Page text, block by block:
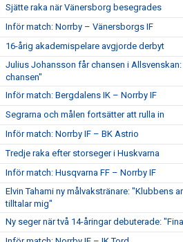
Sjätte raka när Vänersborg besegrades
Inför match: Norrby – Vänersborgs IF
16-årig akademispelare avgjorde derbyt
Julius Johansson får chansen i
chansen"
Inför match: Bergdalens IK – Norrby IF
Segrarna och målen fortsätter att rulla in
Inför match: Norrby IF – BK Astrio
Tredje raka efter storseger i Huskvarna
Inför match: Husqvarna FF – Norrby IF
Elvin Tahami ny målvakstränare: "Klubbens
tilltalar mig"
Ny seger när två 14-åringar debuterade: